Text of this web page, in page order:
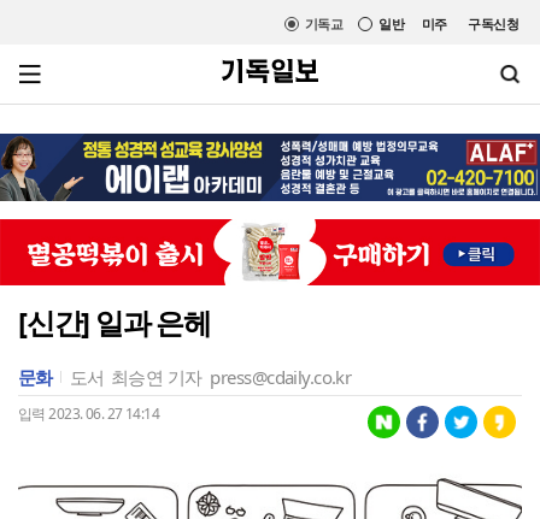
미주 구독신청
일반
기독교
[신간] 일과 은헤
문화 도서 최승연 기자 press@cdaily.co.kr
입력 2023. 06. 27 14:14